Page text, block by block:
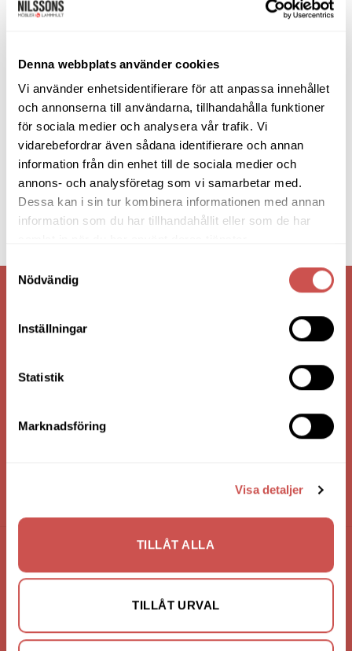
Denna webbplats använder cookies
Vi använder enhetsidentifierare för att anpassa innehållet
och annonserna till användarna, tillhandahålla funktioner
för sociala medier och analysera vår trafik. Vi
vidarebefordrar även sådana identifierare och annan
information från din enhet till de sociala medier och
annons- och analysföretag som vi samarbetar med.
Dessa kan i sin tur kombinera informationen med annan
information som du har tillhandahållit eller som de har
Samtyckesval
Nödvändig
Inställningar
Statistik
Marknadsföring
Visa detaljer
TILLÅT ALLA
TILLÅT URVAL
Webbplats
Nilssons Möbler i Lammhult
N. Fabriksgatan 2
363 44 Lammhult